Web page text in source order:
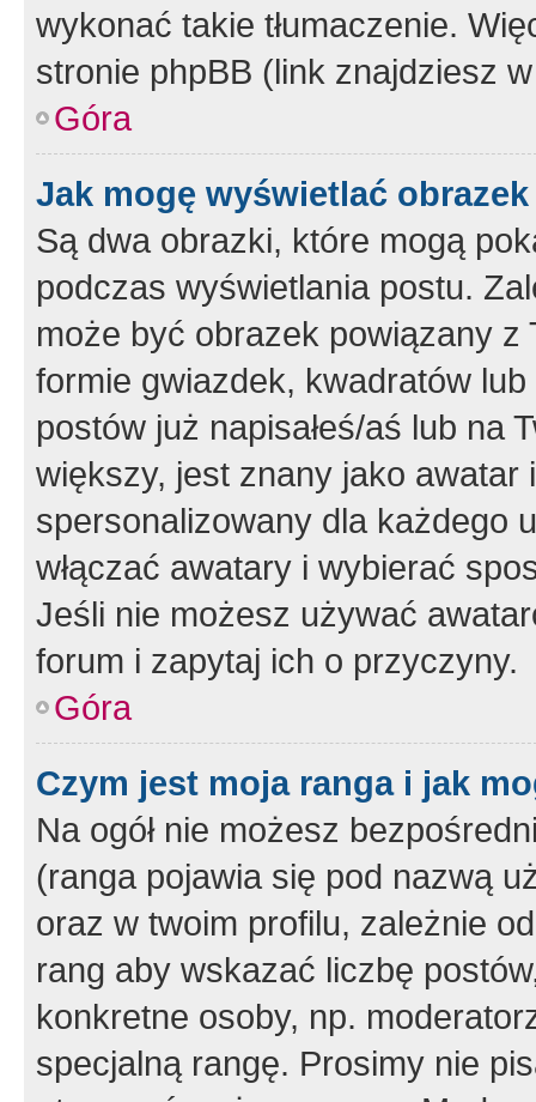
wykonać takie tłumaczenie.
stronie phpBB (link znajdziesz
Góra
Jak mogę wyświetlać
Są dwa obrazki, które mogą
podczas wyświetlania postu.
może być obrazek powiązany z
formie gwiazdek, kwadratów
postów już napisałeś/aś lub na
większy, jest znany jako
spersonalizowany dla każdego
włączać awatary i wybierać
Jeśli nie możesz używać
forum i zapytaj ich o przyczyny.
Góra
Czym jest moja ranga i jak
Na ogół nie możesz
(ranga pojawia się pod nazwą
oraz w twoim profilu, zależnie
rang aby wskazać liczbę
konkretne osoby, np.
specjalną rangę. Prosimy nie